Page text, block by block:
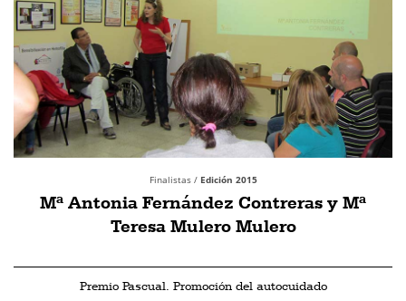
Finalistas / Edición 2015
Mª Antonia Fernández Contreras y Mª
Teresa Mulero Mulero
Premio Pascual. Promoción del autocuidado